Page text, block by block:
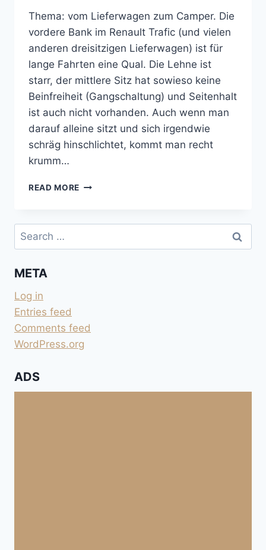
Thema: vom Lieferwagen zum Camper. Die
vordere Bank im Renault Trafic (und vielen
anderen dreisitzigen Lieferwagen) ist für
lange Fahrten eine Qual. Die Lehne ist
starr, der mittlere Sitz hat sowieso keine
Beinfreiheit (Gangschaltung) und Seitenhalt
ist auch nicht vorhanden. Auch wenn man
darauf alleine sitzt und sich irgendwie
schräg hinschlichtet, kommt man recht
krumm…
READ MORE DOPPELBANK
BEIFAHRERSITZ
Search
for:
META
Log in
Entries feed
Comments feed
WordPress.org
ADS